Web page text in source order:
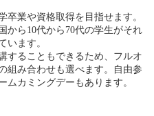
卒業や資格取得を目指せます。
から10代から70代の学生がそれ
います。
することもできるため、フルオ
組み合わせも選べます。自由参
ムカミングデーもあります。